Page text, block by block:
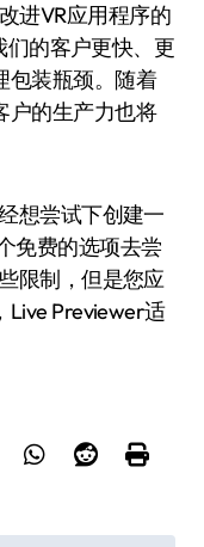
进VR应用程序的
们的客户更快、更
包装瓶颈。随着
户的生产力也将
想尝试下创建一
免费的选项去尝
限制，但是您应
Live Previewer适